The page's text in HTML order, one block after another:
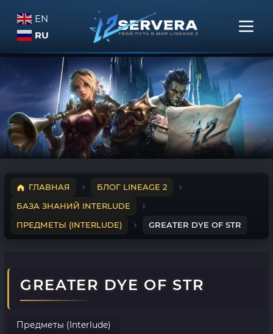
EN
RU
ГЛАВНАЯ
БЛОГ LINEAGE 2
БАЗА ЗНАНИЙ INTERLUDE
ПРЕДМЕТЫ (INTERLUDE)
GREATER DYE OF STR
GREATER DYE OF STR
Предметы (Interlude)